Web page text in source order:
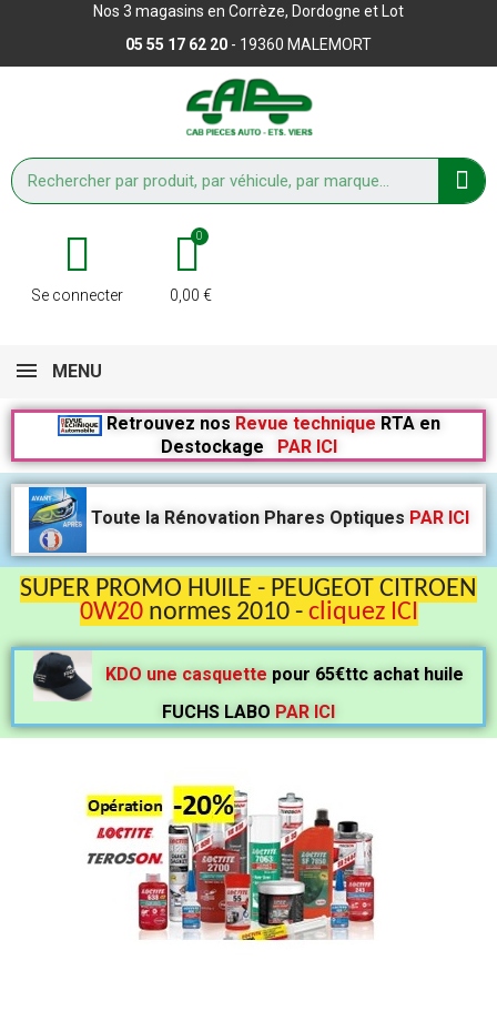
Nos 3 magasins en Corrèze, Dordogne et Lot
05 55 17 62 20 - 19360 MALEMORT
Se connecter 0,00 €
MENU
Retrouvez nos Revue technique RTA en
Destockage
PAR ICI
Toute la Rénovation Phares Optiques PAR ICI
SUPER PROMO HUILE - PEUGEOT CITROEN
0W20normes 2010 - cliquez ICI
KDO une casquette pour 65€ttc achat huile
FUCHS LABO PAR ICI